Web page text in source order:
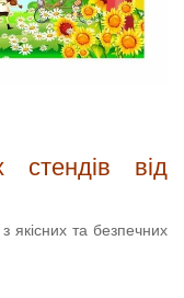
стендів від
якісних та безпечних